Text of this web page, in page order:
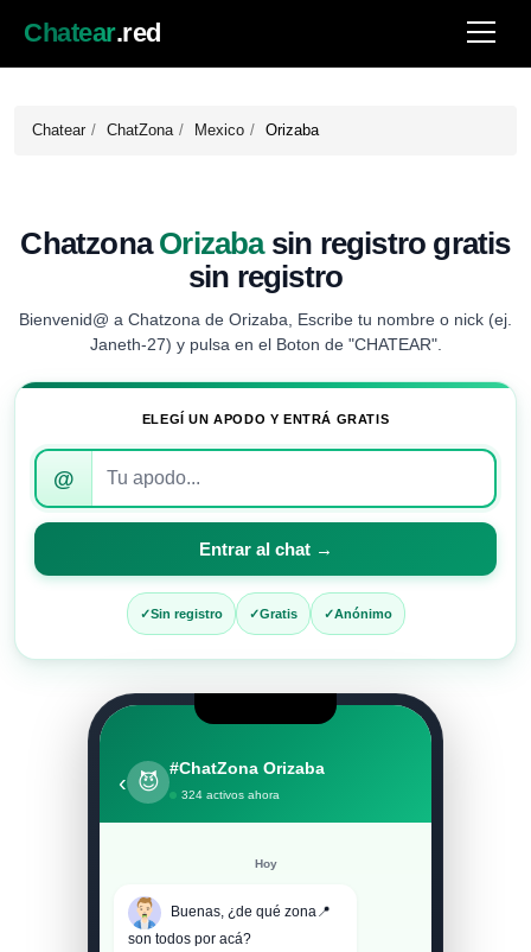
Chatear.red
Chatear ChatZona Mexico Orizaba
ChatzonaOrizabasin registro gratis
sin registro
Bienvenid@ a Chatzona de Orizaba, Escribe tu nombre o nick (ej.
Janeth-27) y pulsa en el Boton de "CHATEAR".
ELEGÍ UN APODO Y ENTRÁ GRATIS
Introduce
apodo
para
entrar
@
Entrar al chat →
Sin registro Gratis Anónimo
‹ 😈
#ChatZona Orizaba
324 activos ahora
Hoy
Buenas, ¿de qué zona📍
son todos por acá?